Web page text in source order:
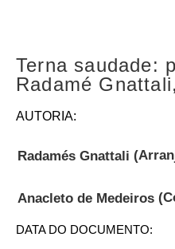
Terna saudade:
Radamé
AUTORIA:
Radamés Gnattali
Anacleto de Medeiros
DATA DO DOCUMENTO: